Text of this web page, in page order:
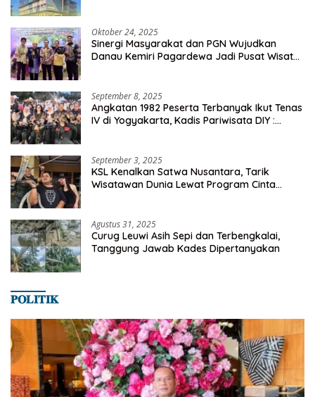
Oktober 24, 2025
Sinergi Masyarakat dan PGN Wujudkan
Danau Kemiri Pagardewa Jadi Pusat Wisata
September 8, 2025
Angkatan 1982 Peserta Terbanyak Ikut Tenas
IV di Yogyakarta, Kadis Pariwisata DIY :
September 3, 2025
KSL Kenalkan Satwa Nusantara, Tarik
Wisatawan Dunia Lewat Program Cinta
Agustus 31, 2025
Curug Leuwi Asih Sepi dan Terbengkalai,
Tanggung Jawab Kades Dipertanyakan
𝐏𝐎𝐋𝐈𝐓𝐈𝐊